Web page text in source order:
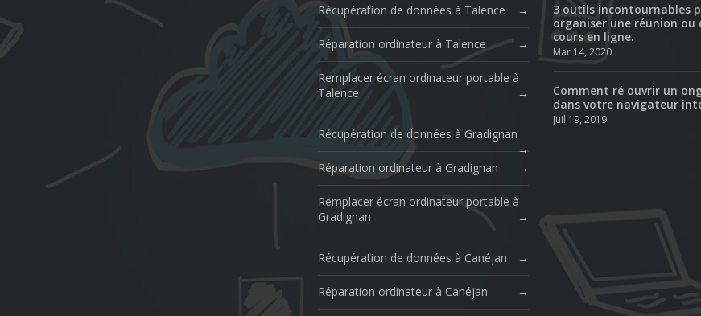
Récupération de données à Talence
Réparation ordinateur à Talence
Remplacer écran ordinateur portable à
Talence
Récupération de données à Gradignan
Réparation ordinateur à Gradignan
Remplacer écran ordinateur portable à
Gradignan
Récupération de données à Canéjan
Réparation ordinateur à Canéjan
3 outils incontournables
organiser une réunion ou
cours en ligne.
Mar 14, 2020
Comment ré ouvrir un
dans votre navigateur
Juil 19, 2019